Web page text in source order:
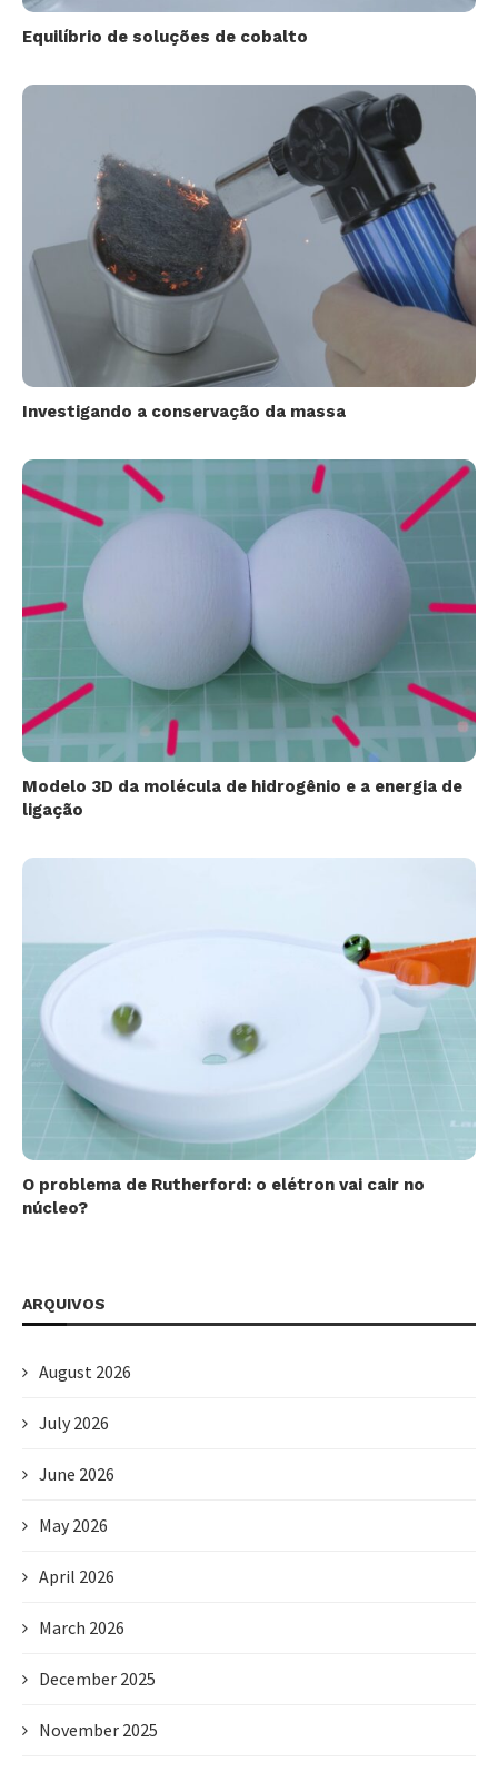
Equilíbrio de soluções de cobalto
Investigando a conservação da massa
Modelo 3D da molécula de hidrogênio e a energia de
ligação
O problema de Rutherford: o elétron vai cair no
núcleo?
ARQUIVOS
August 2026
July 2026
June 2026
May 2026
April 2026
March 2026
December 2025
November 2025